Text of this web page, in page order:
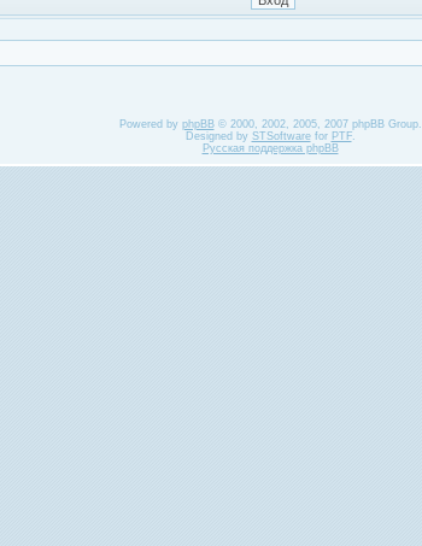
Powered by phpBB© 2000, 2002, 2005, 2007 phpBB Group.
Designed by STSoftwarefor PTF.
Русская поддержка phpBB